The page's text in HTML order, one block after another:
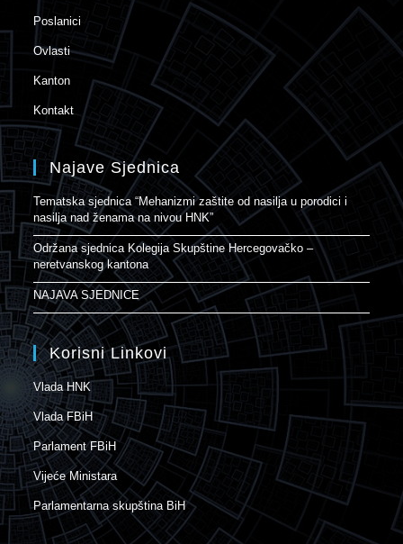
Poslanici
Ovlasti
Kanton
Kontakt
Najave Sjednica
Tematska sjednica “Mehanizmi zaštite od nasilja u porodici i
nasilja nad ženama na nivou HNK”
Održana sjednica Kolegija Skupštine Hercegovačko –
neretvanskog kantona
NAJAVA SJEDNICE
Korisni Linkovi
Vlada HNK
Vlada FBiH
Parlament FBiH
Vijeće Ministara
Parlamentarna skupština BiH